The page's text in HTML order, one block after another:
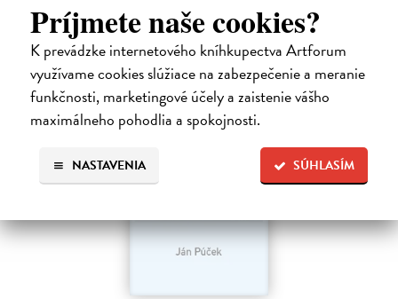
Príjmete naše cookies?
K prevádzke internetového kníhkupectva Artforum
využívame cookies slúžiace na zabezpečenie a meranie
funkčnosti, marketingové účely a zaistenie vášho
maximálneho pohodlia a spokojnosti.
SÚHLASÍM
NASTAVENIA
33,85 €
34,90 €